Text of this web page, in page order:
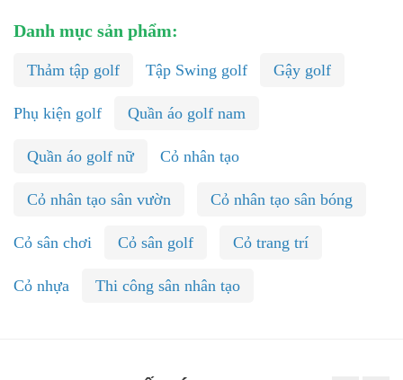
Danh mục sản phẩm:
Thảm tập golf Tập Swing golf Gậy golf
Phụ kiện golf Quần áo golf nam
Quần áo golf nữ Cỏ nhân tạo
Cỏ nhân tạo sân vườn Cỏ nhân tạo sân bóng
Cỏ sân chơi Cỏ sân golf Cỏ trang trí
Cỏ nhựa Thi công sân nhân tạo